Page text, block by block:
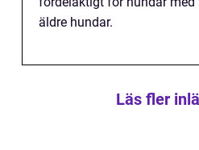
äldre hundar.
Läs fler